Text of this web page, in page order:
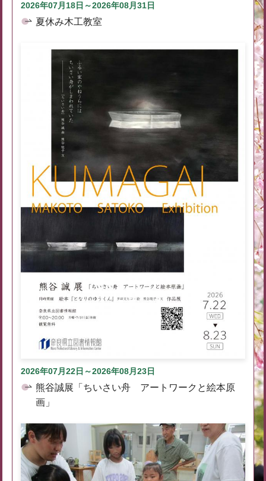
2026年07月18日～2026年08月31日
夏休み木工教室
2026年07月22日～2026年08月23日
熊谷誠展「ちいさい舟 アートワークと絵本原
画」